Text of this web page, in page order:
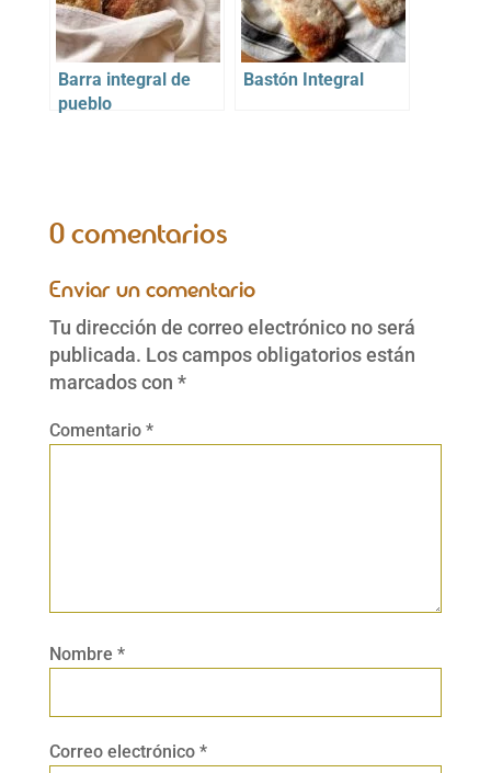
Barra integral de
pueblo
Bastón Integral
0 comentarios
Enviar un comentario
Tu dirección de correo electrónico no será
publicada. Los campos obligatorios están
marcados con *
Comentario *
Nombre *
Correo electrónico *